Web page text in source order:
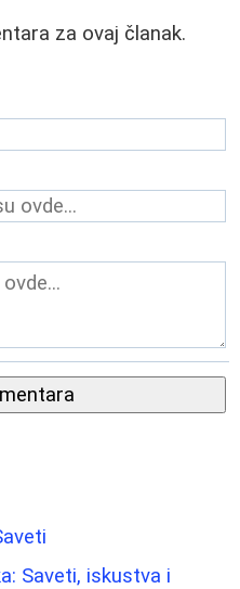
za ovaj članak.
Saveti, iskustva i